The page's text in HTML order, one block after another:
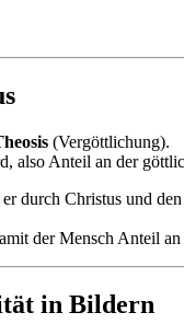
(Vergöttlichung).
also Anteil an der
durch Christus und
der Mensch Anteil an
in Bildern